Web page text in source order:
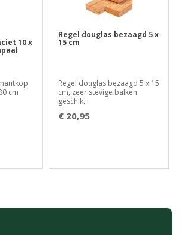
10 x
cm
Regel douglas bezaagd 5 x
15 cm
Regel douglas bezaagd 5 x 15
cm, zeer stevige balken
geschik..
€ 20,95